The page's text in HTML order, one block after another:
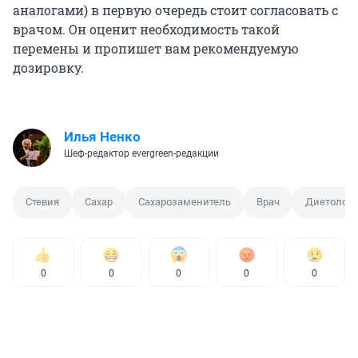
аналогами) в первую очередь стоит согласовать с
врачом. Он оценит необходимость такой
перемены и пропишет вам рекомендуемую
дозировку.
Илья Ненко
Шеф-редактор evergreen-редакции
Стевия Сахар Сахарозаменитель Врач Диетолог
0 0 0 0 0